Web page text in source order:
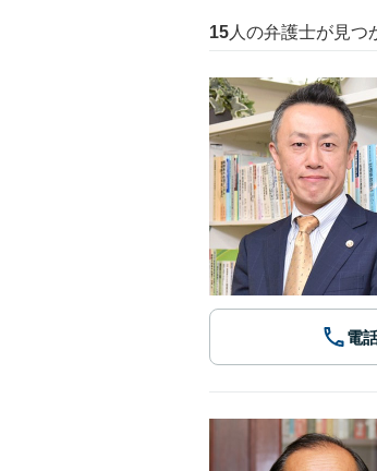
15 人の弁護士が見つ
電